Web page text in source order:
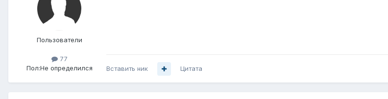
Пользователи
77
Пол:Не определился Вставить ник Цитата